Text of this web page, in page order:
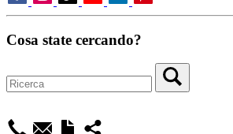
Cosa state cercando?